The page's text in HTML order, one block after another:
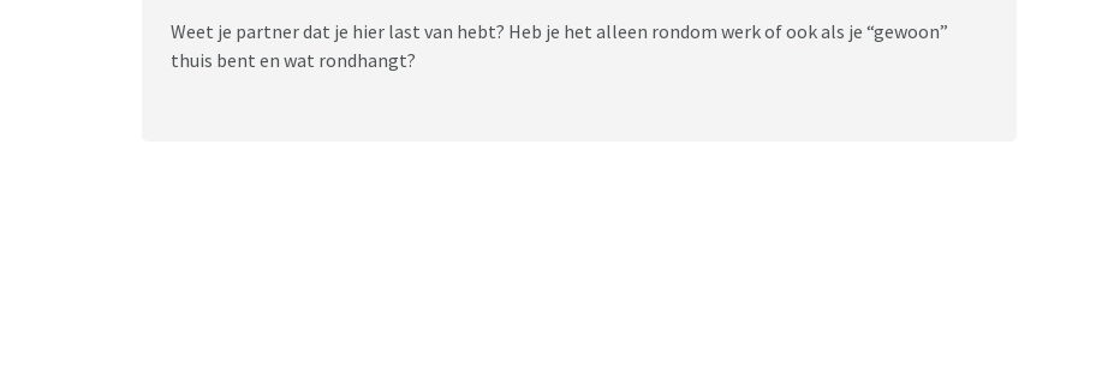
Weet je partner dat je hier last van hebt? Heb je het alleen rondom werk of ook als je “gewoon”
thuis bent en wat rondhangt?